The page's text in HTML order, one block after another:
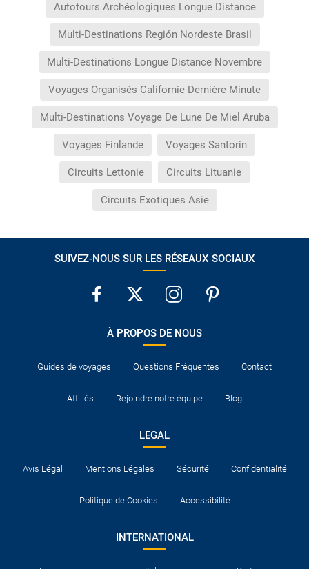
Autotours Archéologiques Longue Distance
Multi-Destinations Región Nordeste Brasil
Multi-Destinations Longue Distance Novembre
Voyages Organisés Californie Dernière Minute
Multi-Destinations Voyage De Lune De Miel Aruba
Voyages Finlande Voyages Santorin
Circuits Lettonie Circuits Lituanie
Circuits Exotiques Asie
SUIVEZ-NOUS SUR LES RÉSEAUX SOCIAUX
À PROPOS DE NOUS
Guides de voyages Questions Fréquentes Contact
Affiliés Rejoindre notre équipe Blog
LEGAL
Avis Légal Mentions Légales Sécurité Confidentialité
Politique de Cookies Accessibilité
INTERNATIONAL